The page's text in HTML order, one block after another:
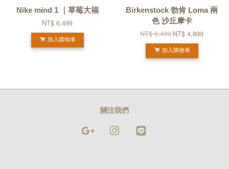
Nike mind 1 ｜草莓大福
NT$ 6,499
加入購物車
Birkenstock 勃肯 Loma 兩
色 沙丘摩卡
NT$ 6,499NT$ 4,899
加入購物車
關注我們
Google Instagram